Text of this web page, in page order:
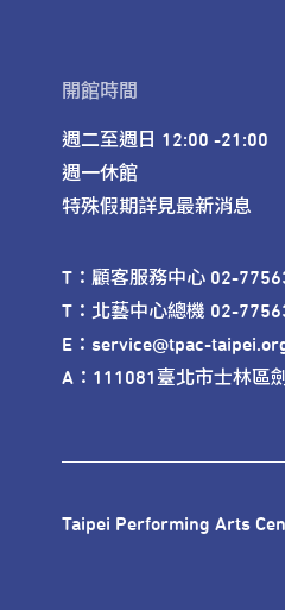
開館時間
週二至週日 12:00 -21:00
週一休館
特殊假期詳見最新消息
T：顧客服務中心 02-
T：北藝中心總機 02-
E：service@tpac-
A：111081臺北市士林區
Taipei Performing Arts